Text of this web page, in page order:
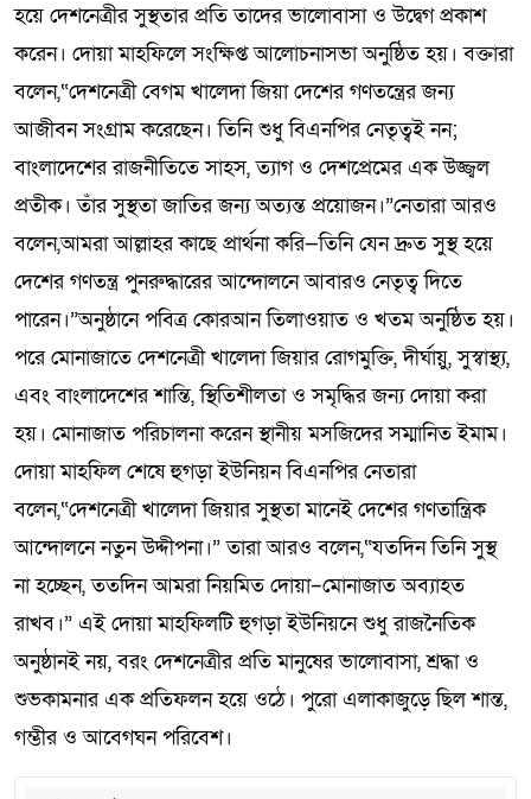
হয়ে দেশনেত্রীর সুস্থতার প্রতি তাদের ভালোবাসা ও উদ্বেগ প্রকাশ
করেন। দোয়া মাহফিলে সংক্ষিপ্ত আলোচনাসভা অনুষ্ঠিত হয়। বক্তারা
বলেন,“দেশনেত্রী বেগম খালেদা জিয়া দেশের গণতন্ত্রের জন্য
আজীবন সংগ্রাম করেছেন। তিনি শুধু বিএনপির নেতৃত্বই নন;
বাংলাদেশের রাজনীতিতে সাহস, ত্যাগ ও দেশপ্রেমের এক উজ্জ্বল
প্রতীক। তাঁর সুস্থতা জাতির জন্য অত্যন্ত প্রয়োজন।”নেতারা আরও
বলেন,আমরা আল্লাহর কাছে প্রার্থনা করি—তিনি যেন দ্রুত সুস্থ হয়ে
দেশের গণতন্ত্র পুনরুদ্ধারের আন্দোলনে আবারও নেতৃত্ব দিতে
পারেন।”অনুষ্ঠানে পবিত্র কোরআন তিলাওয়াত ও খতম অনুষ্ঠিত হয়।
পরে মোনাজাতে দেশনেত্রী খালেদা জিয়ার রোগমুক্তি, দীর্ঘায়ু, সুস্বাস্থ্য,
এবং বাংলাদেশের শান্তি, স্থিতিশীলতা ও সমৃদ্ধির জন্য দোয়া করা
হয়। মোনাজাত পরিচালনা করেন স্থানীয় মসজিদের সম্মানিত ইমাম।
দোয়া মাহফিল শেষে হুগড়া ইউনিয়ন বিএনপির নেতারা
বলেন,“দেশনেত্রী খালেদা জিয়ার সুস্থতা মানেই দেশের গণতান্ত্রিক
আন্দোলনে নতুন উদ্দীপনা।” তারা আরও বলেন,“যতদিন তিনি সুস্থ
না হচ্ছেন, ততদিন আমরা নিয়মিত দোয়া–মোনাজাত অব্যাহত
রাখব।” এই দোয়া মাহফিলটি হুগড়া ইউনিয়নে শুধু রাজনৈতিক
অনুষ্ঠানই নয়, বরং দেশনেত্রীর প্রতি মানুষের ভালোবাসা, শ্রদ্ধা ও
শুভকামনার এক প্রতিফলন হয়ে ওঠে। পুরো এলাকাজুড়ে ছিল শান্ত,
গম্ভীর ও আবেগঘন পরিবেশ।